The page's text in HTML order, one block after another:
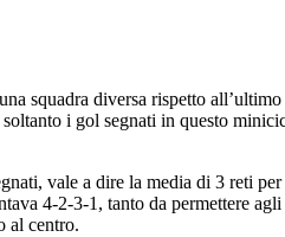
squadra diversa rispetto
i gol segnati in questo
vale a dire la media di 3 reti per
4-2-3-1, tanto da permettere
al centro.